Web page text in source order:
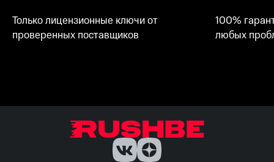
Только лицензионные ключи от
проверенных поставщиков
100%
любых